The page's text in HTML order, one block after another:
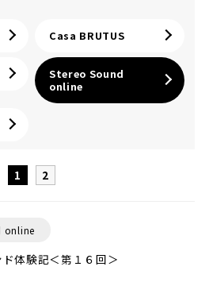
Casa BRUTUS
Stereo Sound
online
1 2
online
体験記＜第１６回＞